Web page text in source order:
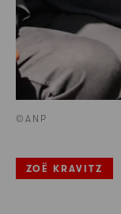
©ANP
ZOË KRAVITZ